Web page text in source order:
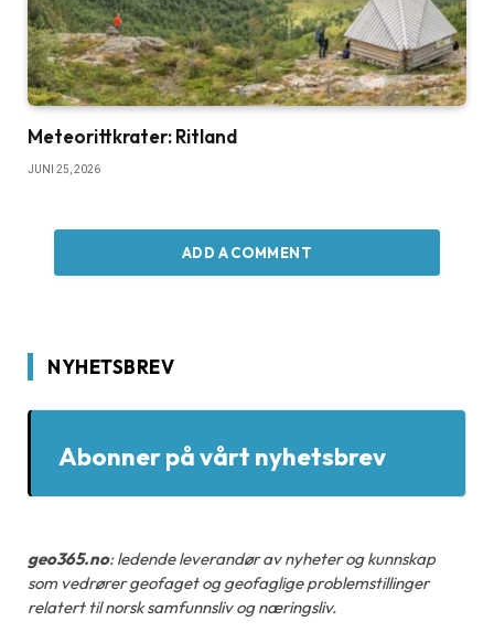
Meteorittkrater: Ritland
JUNI 25, 2026
ADD A COMMENT
NYHETSBREV
Abonner på vårt nyhetsbrev
geo365.no: ledende leverandør av nyheter og kunnskap
som vedrører geofaget og geofaglige problemstillinger
relatert til norsk samfunnsliv og næringsliv.